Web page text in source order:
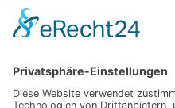
Kategorien
Best practices
Business